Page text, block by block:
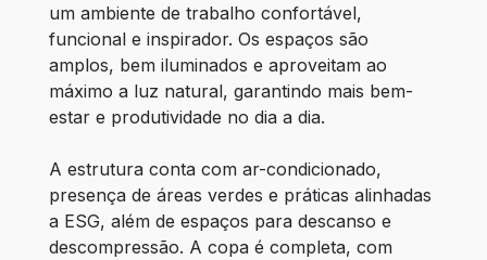
um ambiente de trabalho confortável,
funcional e inspirador. Os espaços são
amplos, bem iluminados e aproveitam ao
máximo a luz natural, garantindo mais bem-
estar e produtividade no dia a dia.
A estrutura conta com ar-condicionado,
presença de áreas verdes e práticas alinhadas
a ESG, além de espaços para descanso e
descompressão. A copa é completa, com